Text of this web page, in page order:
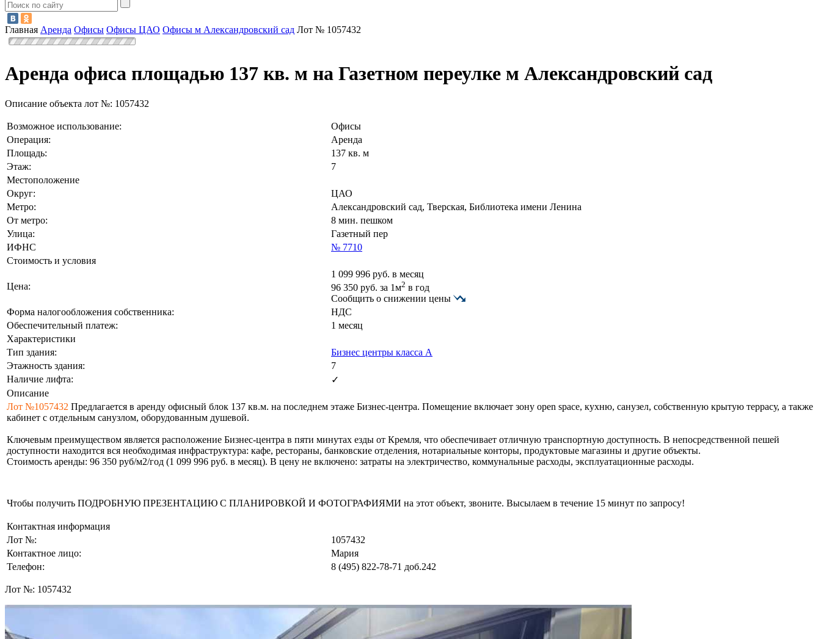
Главная Аренда Офисы Офисы ЦАО Офисы м Александровский сад Лот № 1057432
Аренда офиса площадью 137 кв. м на Газетном переулке м Александровский сад
Описание объекта лот №: 1057432
Возможное использование:
Офисы
Операция:
Аренда
Площадь:
137 кв. м
Этаж:
7
Местоположение
Округ:
ЦАО
Метро:
Александровский сад, Тверская, Библиотека имени Ленина
От метро:
8 мин. пешком
Улица:
Газетный пер
ИФНС
№ 7710
Стоимость и условия
Цена:
1 099 996 руб. в месяц
96 350 руб. за 1м2 в год
Сообщить о снижении цены
Форма налогообложения собственника:
НДС
Обеспечительный платеж:
1 месяц
Характеристики
Тип здания:
Бизнес центры класса А
Этажность здания:
7
Наличие лифта:
✓
Описание
Лот №1057432 Предлагается в аренду офисный блок 137 кв.м. на последнем этаже Бизнес-центра. Помещение включает зону open space, кухню, санузел, собственную крытую террасу, а также
кабинет с отдельным санузлом, оборудованным душевой.
Ключевым преимуществом является расположение Бизнес-центра в пяти минутах езды от Кремля, что обеспечивает отличную транспортную доступность. В непосредственной пешей
доступности находится вся необходимая инфраструктура: кафе, рестораны, банковские отделения, нотариальные конторы, продуктовые магазины и другие объекты.
Стоимость аренды: 96 350 руб/м2/год (1 099 996 руб. в месяц). В цену не включено: затраты на электричество, коммунальные расходы, эксплуатационные расходы.
Чтобы получить ПОДРОБНУЮ ПРЕЗЕНТАЦИЮ С ПЛАНИРОВКОЙ И ФОТОГРАФИЯМИ на этот объект, звоните. Высылаем в течение 15 минут по запросу!
Контактная информация
Лот №:
1057432
Контактное лицо:
Мария
Телефон:
8 (495) 822-78-71 доб.242
Лот №: 1057432